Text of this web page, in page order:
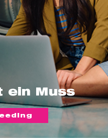
ein Muss